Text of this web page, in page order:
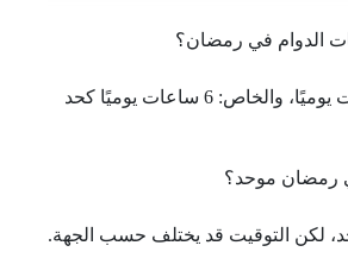
الدوام في رمضان؟
الحكومي: 5 ساعات يوميًا، والخاص: 6 ساعات يوميًا كحد
رمضان موحد؟
لكن التوقيت قد يختلف حسب الجهة.